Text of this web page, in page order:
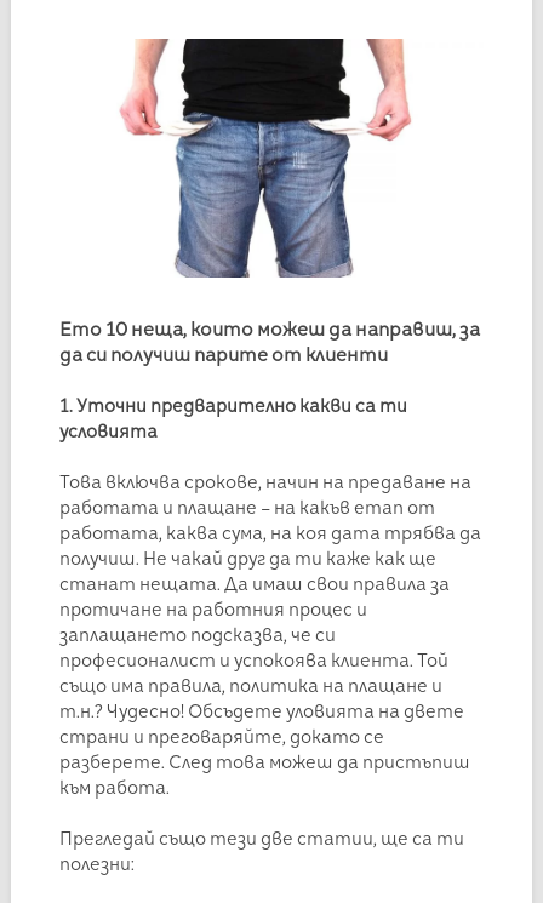
Ето 10 неща, които можеш да направиш, за
да си получиш парите от клиенти
1. Уточни предварително какви са ти
условията
Това включва срокове, начин на предаване на
работата и плащане – на какъв етап от
работата, каква сума, на коя дата трябва да
получиш. Не чакай друг да ти каже как ще
станат нещата. Да имаш свои правила за
протичане на работния процес и
заплащането подсказва, че си
професионалист и успокоява клиента. Той
също има правила, политика на плащане и
т.н.? Чудесно! Обсъдете уловията на двете
страни и преговаряйте, докато се
разберете. След това можеш да пристъпиш
към работа.
Прегледай също тези две статии, ще са ти
полезни: